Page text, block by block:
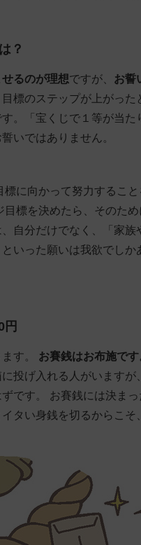
？
るのが理想ですが、 お誓
標のステップが上がっ
。「宝くじで１等が当
いではありません。
標に向かって努力するこ
標を決めたら、そのた
自分だけでなく、「家
いった願いは我欲でし
円
す。 お賽銭はお布施で
投げ入れる人がいます
です。 お賽銭には決ま
タい身銭を切るからこ